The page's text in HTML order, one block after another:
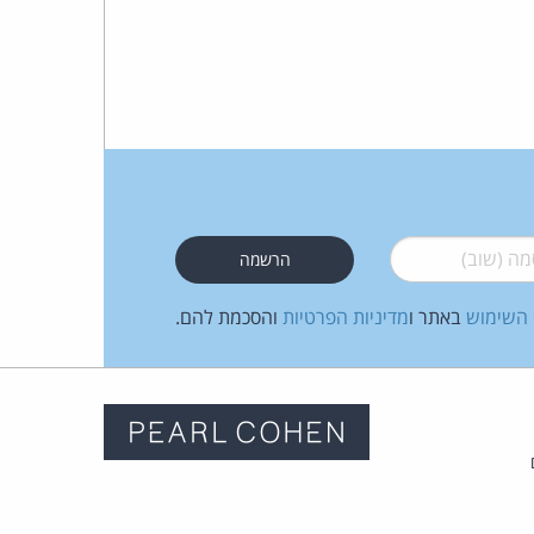
(שוב)*
השימוש באתר ומדיניות הפרטיות והסכמת להם.